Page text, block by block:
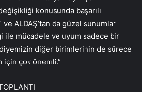
konusunda başarılı
ve ALDAŞ’tan da güzel sunumlar
ile mücadele ve uyum sadece bir
diğer birimlerinin de sürece
için çok önemli.”